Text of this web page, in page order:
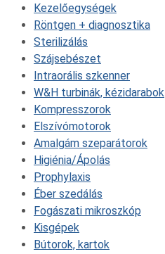
Kezelőegységek
Röntgen + diagnosztika
Sterilizálás
Szájsebészet
Intraorális szkenner
W&H turbinák, kézidarabok
Kompresszorok
Elszívómotorok
Amalgám szeparátorok
Higiénia/Ápolás
Prophylaxis
Éber szedálás
Fogászati mikroszkóp
Kisgépek
Bútorok, kartok